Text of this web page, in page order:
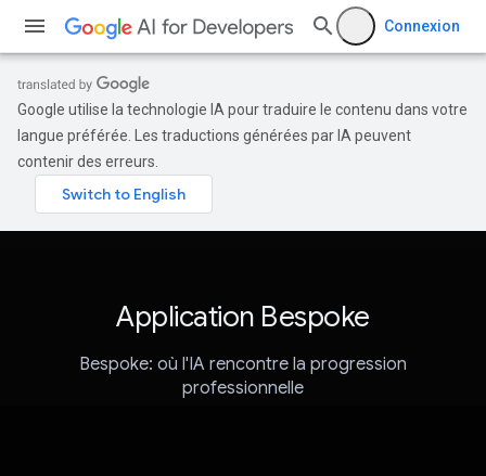
Connexion
Google utilise la technologie IA pour traduire le contenu dans votre
langue préférée. Les traductions générées par IA peuvent
contenir des erreurs.
Application Bespoke
Bespoke: où l'IA rencontre la progression
professionnelle